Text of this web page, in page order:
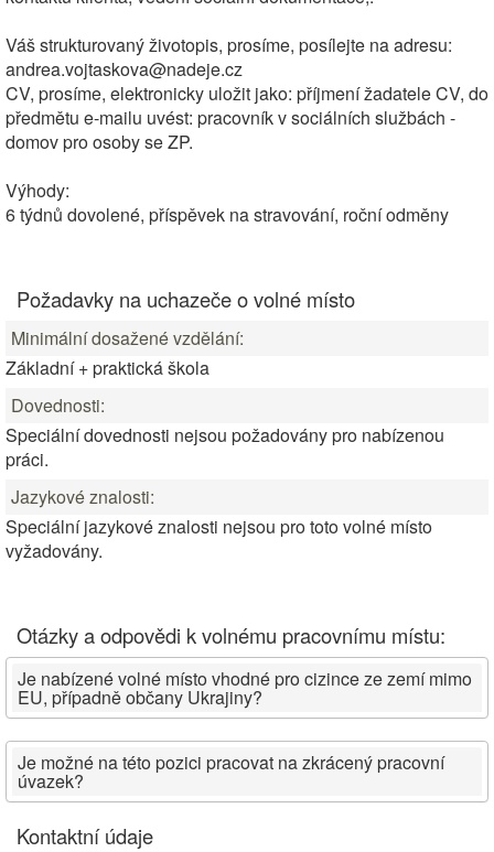
Váš strukturovaný životopis, prosíme, posílejte na adresu:
andrea.vojtaskova@nadeje.cz
CV, prosíme, elektronicky uložit jako: příjmení žadatele CV, do
předmětu e-mailu uvést: pracovník v sociálních službách -
domov pro osoby se ZP.
Výhody:
6 týdnů dovolené, příspěvek na stravování, roční odměny
Požadavky na uchazeče o volné místo
Minimální dosažené vzdělání:
Základní + praktická škola
Dovednosti:
Speciální dovednosti nejsou požadovány pro nabízenou
práci.
Jazykové znalosti:
Speciální jazykové znalosti nejsou pro toto volné místo
vyžadovány.
Otázky a odpovědi k volnému pracovnímu místu:
Je nabízené volné místo vhodné pro cizince ze zemí mimo
EU, případně občany Ukrajiny?
Je možné na této pozici pracovat na zkrácený pracovní
úvazek?
Kontaktní údaje